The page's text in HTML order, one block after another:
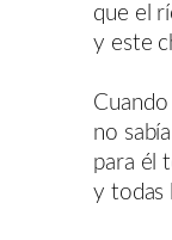
que el
y este
no
para él
y todas